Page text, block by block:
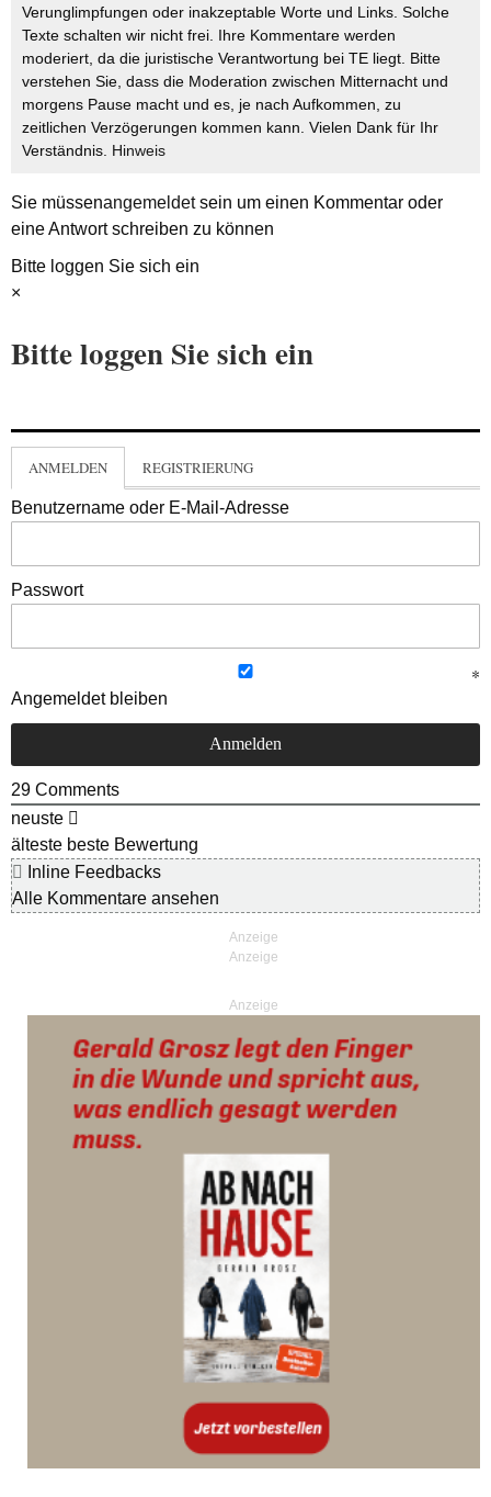
Verunglimpfungen oder inakzeptable Worte und Links. Solche
Texte schalten wir nicht frei. Ihre Kommentare werden
moderiert, da die juristische Verantwortung bei TE liegt. Bitte
verstehen Sie, dass die Moderation zwischen Mitternacht und
morgens Pause macht und es, je nach Aufkommen, zu
zeitlichen Verzögerungen kommen kann. Vielen Dank für Ihr
Verständnis. Hinweis
Sie müssenangemeldetsein um einen Kommentar oder
eine Antwort schreiben zu können
Bitte loggen Sie sich ein
×
Bitte loggen Sie sich ein
ANMELDEN REGISTRIERUNG
Benutzername oder E-Mail-Adresse
Passwort
Angemeldet bleiben
29 Comments
neuste
älteste beste Bewertung
Inline Feedbacks
Alle Kommentare ansehen
Anzeige